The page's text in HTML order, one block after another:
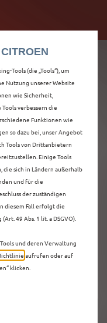
ALLE
MIT
IN
Tools (die „Tools“), um
Nutzung unserer Website
wie Sicherheit,
verbessern die
Funktionen wie
so dazu bei, unser Angebot
Tools von Drittanbietern
Einige Tools
sich in Ländern außerhalb
und für die
der zuständigen
diesem Fall erfolgt die
49 Abs. 1 lit. a DSGVO).
und deren Verwaltung
aufrufen oder auf
klicken.